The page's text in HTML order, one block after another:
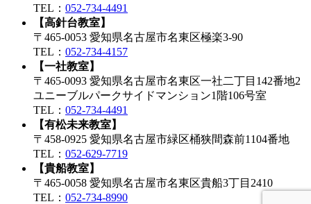
TEL： 052-734-4491
【高針台教室】
〒465-0053 愛知県名古屋市名東区極楽3-90
TEL： 052-734-4157
【一社教室】
〒465-0093 愛知県名古屋市名東区一社二丁目142番地2
ユニーブルパークサイドマンション1階106号室
TEL： 052-734-4491
【有松未来教室】
〒458-0925 愛知県名古屋市緑区桶狭間森前1104番地
TEL： 052-629-7719
【貴船教室】
〒465-0058 愛知県名古屋市名東区貴船3丁目2410
TEL： 052-734-8990